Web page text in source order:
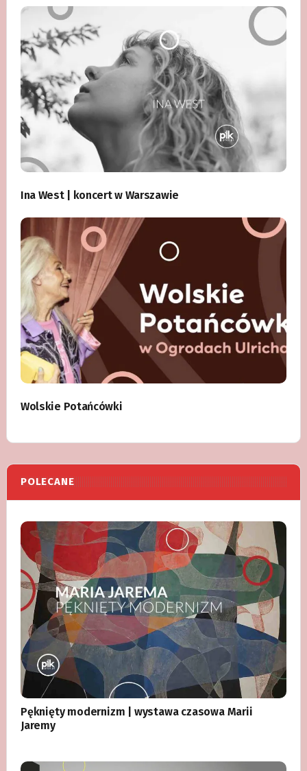
Ina West | koncert w Warszawie
Wolskie Potańcówki
POLECANE
Pęknięty modernizm | wystawa czasowa Marii
Jaremy